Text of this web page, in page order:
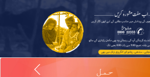
حمل